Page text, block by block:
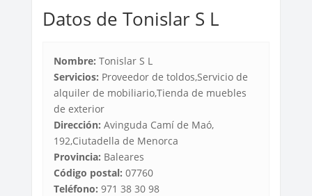
Datos de Tonislar S L
Nombre: Tonislar S L
Servicios: Proveedor de toldos,Servicio de
alquiler de mobiliario,Tienda de muebles
de exterior
Dirección: Avinguda Camí de Maó,
192,Ciutadella de Menorca
Provincia: Baleares
Código postal: 07760
Teléfono: 971 38 30 98